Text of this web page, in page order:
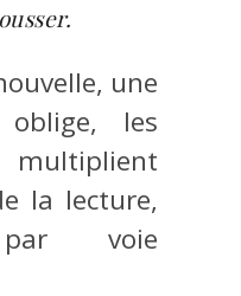
une
les
la lecture,
par voie